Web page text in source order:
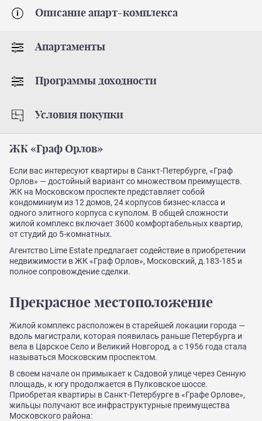
Описание апарт-комплекса
Апартаменты
Программы доходности
Условия покупки
ЖК «Граф Орлов»
Если вас интересуют квартиры в Санкт-Петербурге, «Граф
Орлов» — достойный вариант со множеством преимуществ.
ЖК на Московском проспекте представляет собой
кондоминиум из 12 домов, 24 корпусов бизнес-класса и
одного элитного корпуса с куполом. В общей сложности
жилой комплекс включает 3600 комфортабельных квартир,
от студий до 5-комнатных.
Агентство Lime Estate предлагает содействие в приобретении
недвижимости в ЖК «Граф Орлов», Московский, д.183-185 и
полное сопровождение сделки.
Прекрасное местоположение
Жилой комплекс расположен в старейшей локации города —
вдоль магистрали, которая появилась раньше Петербурга и
вела в Царское Село и Великий Новгород, а с 1956 года стала
называться Московским проспектом.
В своем начале он примыкает к Садовой улице через Сенную
площадь, к югу продолжается в Пулковское шоссе.
Приобретая квартиры в Санкт-Петербурге в «Графе Орлове»,
жильцы получают все инфраструктурные преимущества
Московского района: